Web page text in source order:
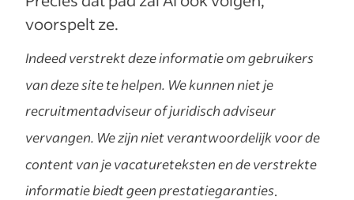
voorspelt ze.
Indeed verstrekt deze informatie om gebruikers
van deze site te helpen. We kunnen niet je
recruitmentadviseur of juridisch adviseur
vervangen. We zijn niet verantwoordelijk voor de
content van je vacatureteksten en de verstrekte
informatie biedt geen prestatiegaranties.